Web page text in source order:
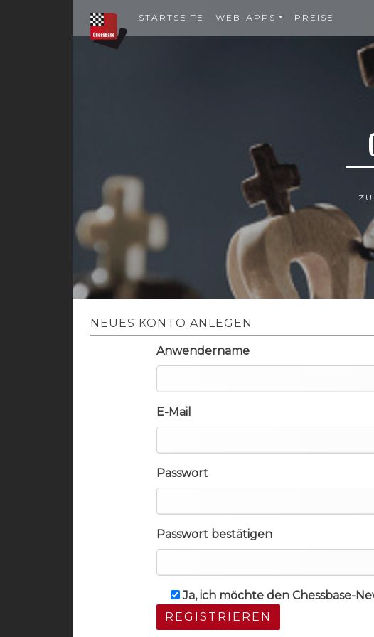
STARTSEITE WEB-APPS PREISE
NEUES KONTO ANLEGEN
Anwendername
E-Mail
Passwort
Passwort bestätigen
Ja, ich möchte den Chessbase-
REGISTRIEREN